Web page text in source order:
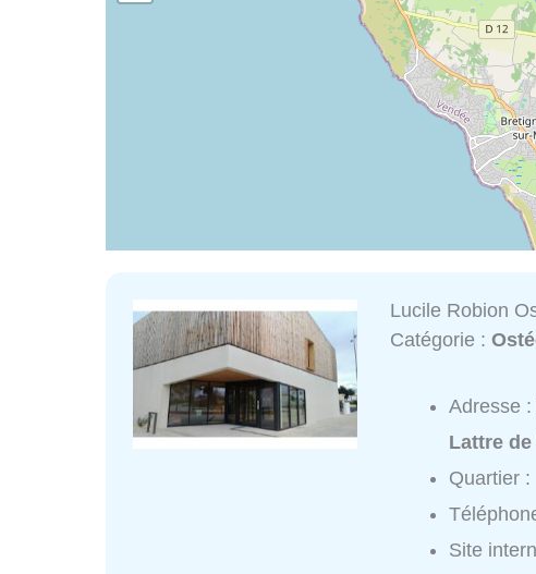
Lucile Robion
Catégorie :
Adresse :
Lattre
Quartier :
Site